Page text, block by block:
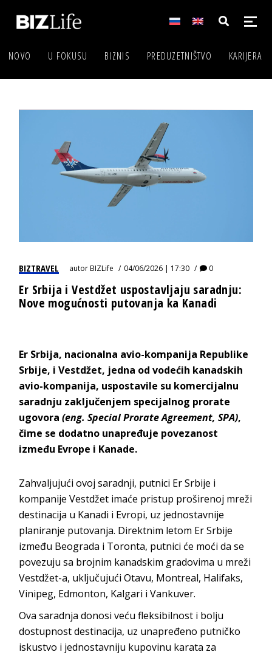
NOVO U FOKUSU BIZNIS PREDUZETNIŠTVO KARIJERA
BIZTRAVEL autorBIZLife 04/06/2026 | 17:30 0
Er Srbija i Vestdžet uspostavljaju saradnju:
Nove mogućnosti putovanja ka Kanadi
Er Srbija, nacionalna avio-kompanija Republike
Srbije, i Vestdžet, jedna od vodećih kanadskih
avio-kompanija, uspostavile su komercijalnu
saradnju zaključenjem specijalnog prorate
ugovora(eng. Special Prorate Agreement, SPA),
čime se dodatno unapređuje povezanost
između Evrope i Kanade.
Zahvaljujući ovoj saradnji, putnici Er Srbije i
kompanije Vestdžet imaće pristup proširenoj mreži
destinacija u Kanadi i Evropi, uz jednostavnije
planiranje putovanja. Direktnim letom Er Srbije
između Beograda i Toronta, putnici će moći da se
povezuju sa brojnim kanadskim gradovima u mreži
Vestdžet-a, uključujući Otavu, Montreal, Halifaks,
Vinipeg, Edmonton, Kalgari i Vankuver.
Ova saradnja donosi veću fleksibilnost i bolju
dostupnost destinacija, uz unapređeno putničko
iskustvo i jednostavniju kupovinu karata za